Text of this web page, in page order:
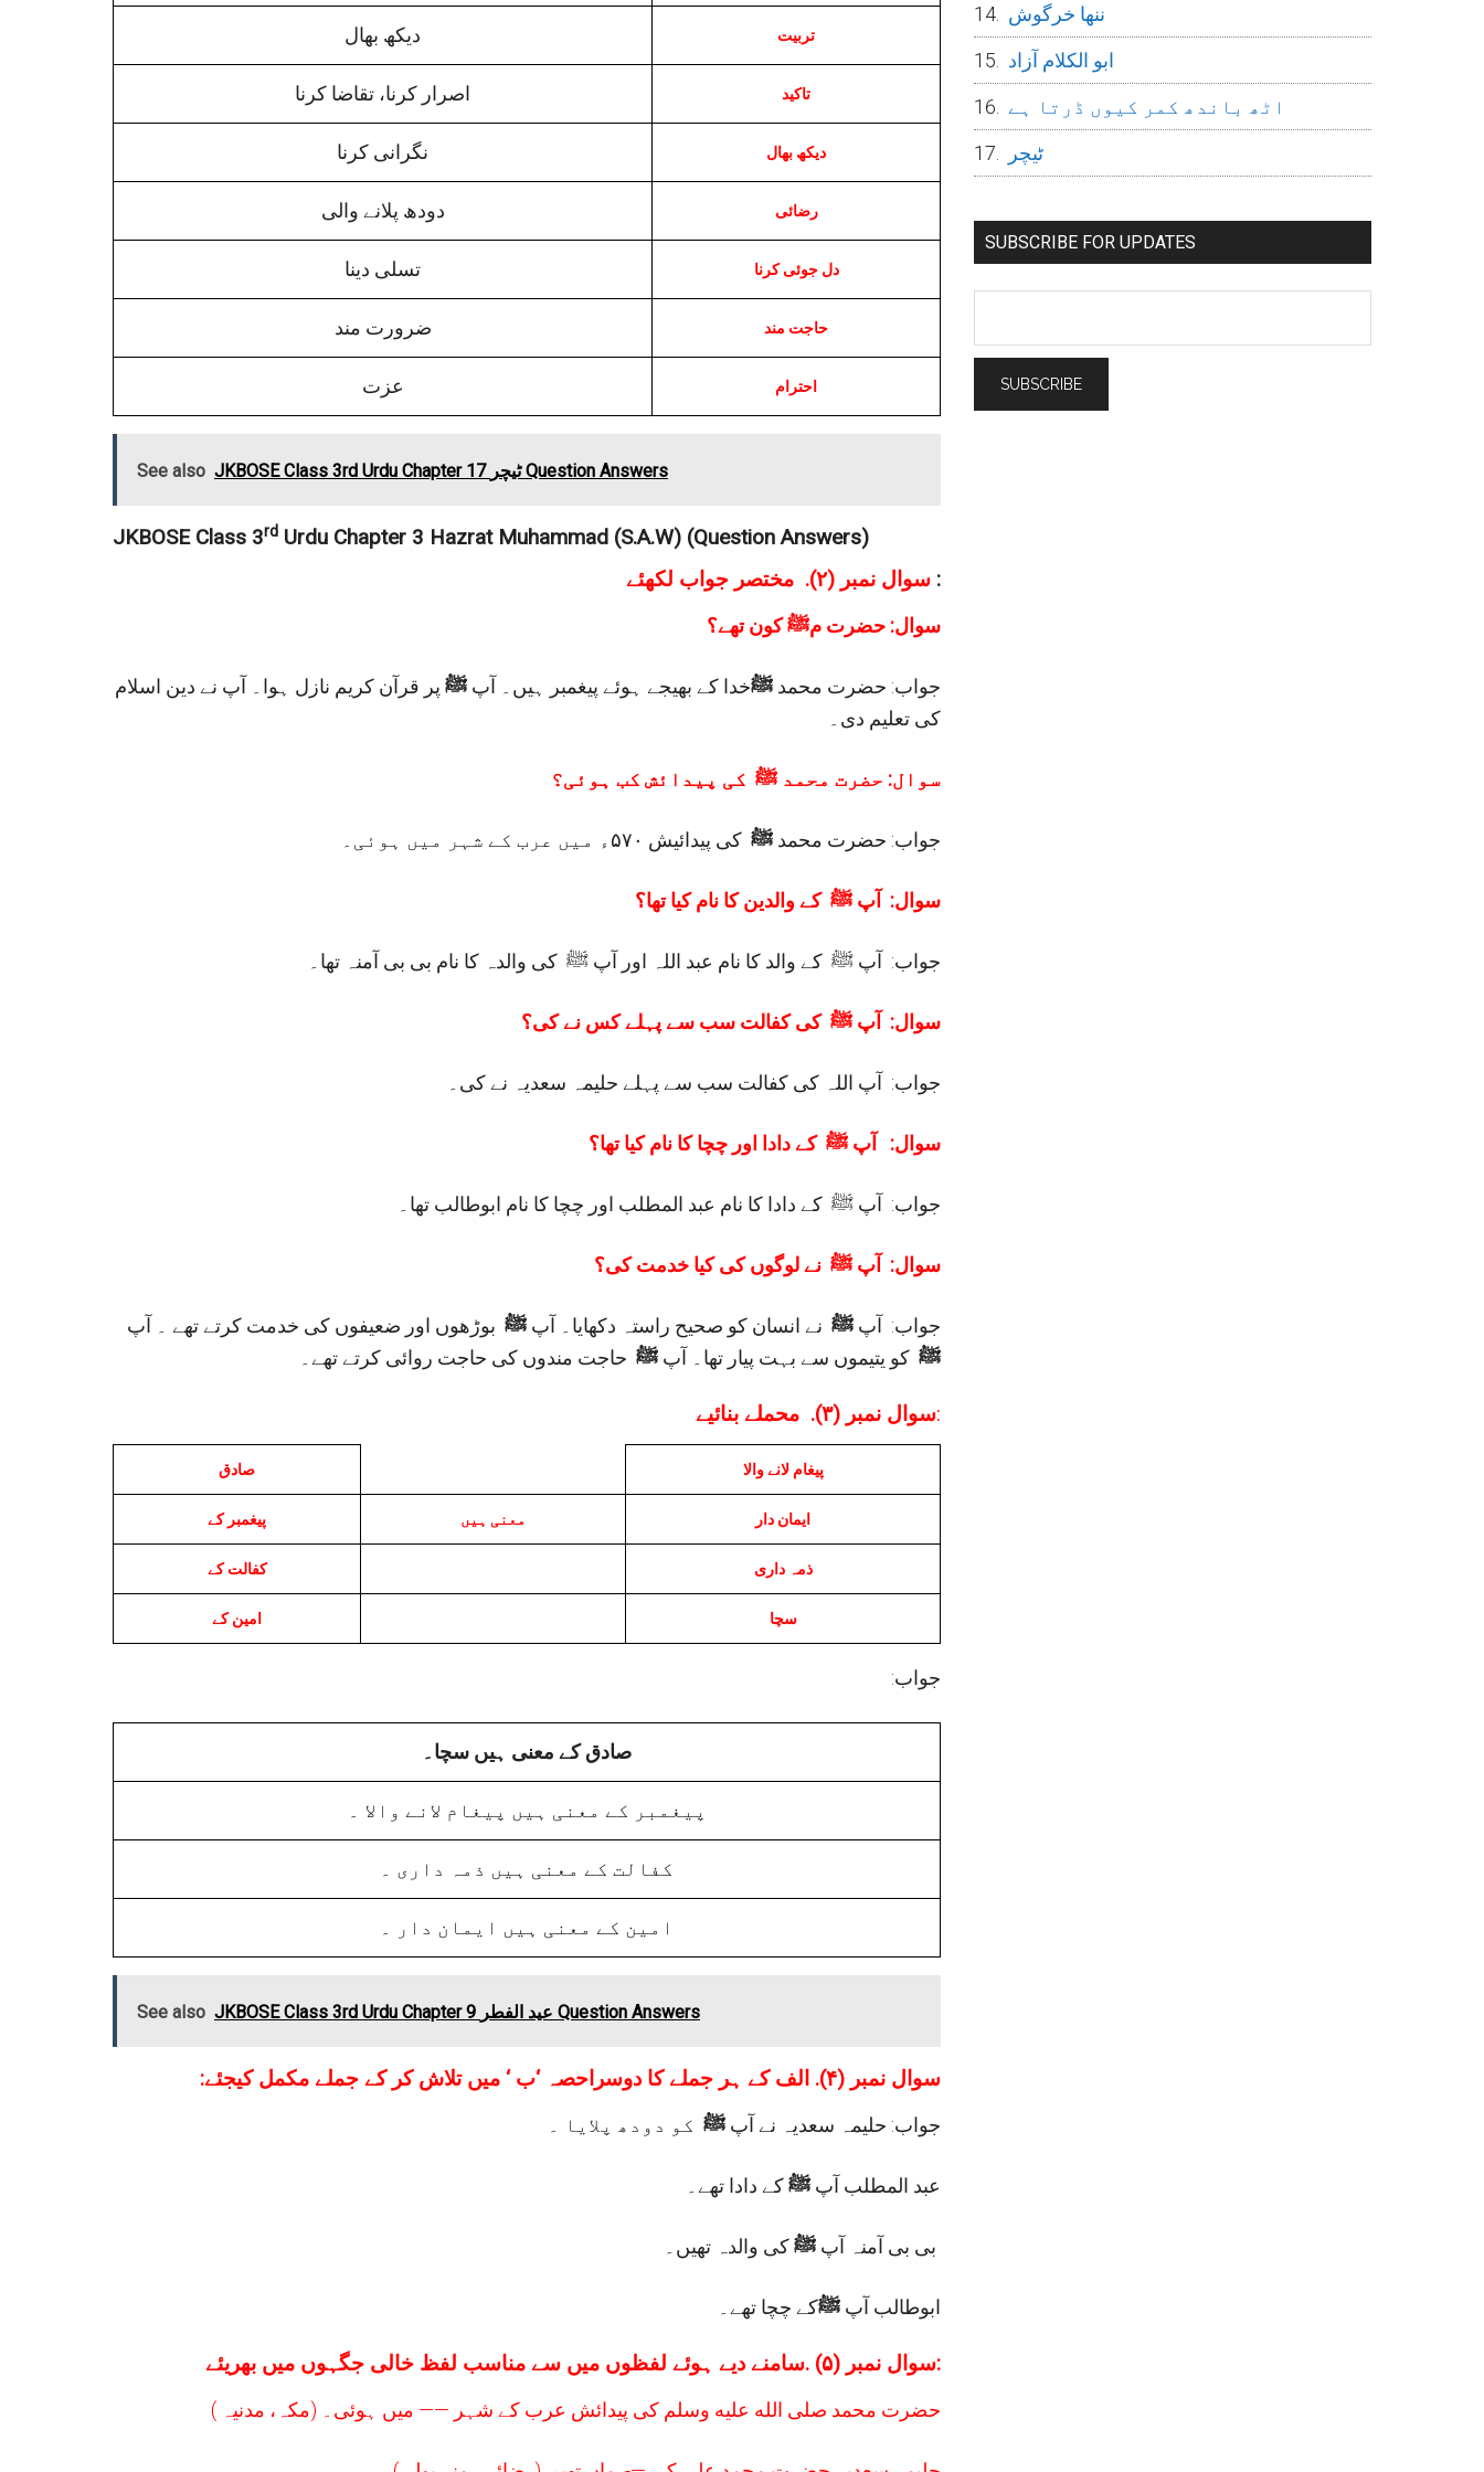
دیکھ بھال تربیت
اصرار کرنا، تقاضا کرنا تاکید
نگرانی کرنا دیکھ بھال
دودھ پلانے والی رضائی
تسلی دینا دل جوئی کرنا
ضرورت مند حاجت مند
عزت احترام
See also JKBOSE Class 3rd Urdu Chapter 17 ٹیچر Question Answers
JKBOSE Class 3rd Urdu Chapter 3 Hazrat Muhammad (S.A.W) (Question Answers)
سوال نمبر (۲). مختصر جواب لکھئے :
سوال: حضرت مﷺکون تھے؟
جواب: حضرت محمد ﷺخدا کے بھیجے ہوئے پیغمبر ہیں۔ آپ ﷺ پر قرآن کریم نازل ہوا۔ آپ نے دین اسلام
کی تعلیم دی۔
سوال: حضرت محمد ﷺ کی پیدائش کب ہوئی؟
جواب: حضرت محمد ﷺ کی پیدائیش ۵۷۰ء میں عرب کے شہر میں ہوئی۔
سوال: آپ ﷺ کے والدین کا نام کیا تھا؟
جواب: آپ ﷺ کے والد کا نام عبد اللہ اور آپ ﷺ کی والدہ کا نام بی بی آمنہ تھا۔
سوال: آپ ﷺ کی کفالت سب سے پہلے کس نے کی؟
جواب: آپ اللہ کی کفالت سب سے پہلے حلیمہ سعدیہ نے کی۔
سوال: آپ ﷺ کے دادا اور چچا کا نام کیا تھا؟
جواب: آپ ﷺ کے دادا کا نام عبد المطلب اور چچا کا نام ابوطالب تھا۔
سوال: آپ ﷺ نے لوگوں کی کیا خدمت کی؟
جواب: آپ ﷺ نے انسان کو صحیح راستہ دکھایا۔ آپ ﷺ بوڑھوں اور ضعیفوں کی خدمت کرتے تھے ۔ آپ
ﷺ کو یتیموں سے بہت پیار تھا۔ آپ ﷺ حاجت مندوں کی حاجت روائی کرتے تھے۔
سوال نمبر (۳). محملے بنائیے :
صادق پیغام لانے والا
پیغمبر کے معنی ہیں ایمان دار
کفالت کے ذمہ داری
امین کے سچا
:جواب
صادق کے معنی ہیں سچا۔
پیغمبر کے معنی ہیں پیغام لانے والا ۔
کفالت کے معنی ہیں ذمہ داری ۔
امین کے معنی ہیں ایمان دار ۔
See also JKBOSE Class 3rd Urdu Chapter 9 عيد الفطر Question Answers
:سوال نمبر (۴). الف کے ہر جملے کا دوسراحصہ ‘ب ‘ میں تلاش کر کے جملے مکمل کیجئے
جواب: حلیمہ سعدیہ نے آپ ﷺ کو دودھ پلایا ۔
عبد المطلب آپ ﷺکے دادا تھے۔
بی بی آمنہ آپ ﷺ
ابوطالب آپ ﷺکے چچا تھے۔
سوال نمبر (۵) . سامنے دیے ہوئے لفظوں میں سے مناسب لفظ خالی جگہوں میں بھریئے:
حضرت محمد صلى الله عليه وسلم کی پیدائش عرب کے شہر —— میں ہوئی۔ (مکہ، مدنیہ )
ننھا خرگوش
ابو الکلام آزاد
اٹھ باندھ کمر کیوں ڈرتا ہے
ٹیچر
SUBSCRIBE FOR UPDATES